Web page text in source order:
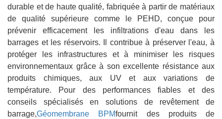
durable et de haute qualité, fabriquée à partir de matériaux
de qualité supérieure comme le PEHD, conçue pour
prévenir efficacement les infiltrations d'eau dans les
barrages et les réservoirs. Il contribue à préserver l'eau, à
protéger les infrastructures et à minimiser les risques
environnementaux grâce à son excellente résistance aux
produits chimiques, aux UV et aux variations de
température. Pour des performances fiables et des
conseils spécialisés en solutions de revêtement de
barrage,Géomembrane BPMfournit des produits de